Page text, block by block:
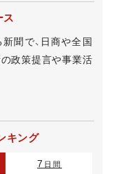
ス
聞で、日商や全国
政策提言や事業活
キング
7 日間